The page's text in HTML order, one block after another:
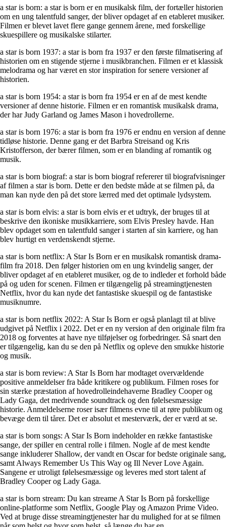
a star is born: a star is born er en musikalsk film, der fortæller historien
om en ung talentfuld sanger, der bliver opdaget af en etableret musiker.
Filmen er blevet lavet flere gange gennem årene, med forskellige
skuespillere og musikalske stilarter.
a star is born 1937: a star is born fra 1937 er den første filmatisering af
historien om en stigende stjerne i musikbranchen. Filmen er et klassisk
melodrama og har været en stor inspiration for senere versioner af
historien.
a star is born 1954: a star is born fra 1954 er en af de mest kendte
versioner af denne historie. Filmen er en romantisk musikalsk drama,
der har Judy Garland og James Mason i hovedrollerne.
a star is born 1976: a star is born fra 1976 er endnu en version af denne
tidløse historie. Denne gang er det Barbra Streisand og Kris
Kristofferson, der bærer filmen, som er en blanding af romantik og
musik.
a star is born biograf: a star is born biograf refererer til biografvisninger
af filmen a star is born. Dette er den bedste måde at se filmen på, da
man kan nyde den på det store lærred med det optimale lydsystem.
a star is born elvis: a star is born elvis er et udtryk, der bruges til at
beskrive den ikoniske musikkarriere, som Elvis Presley havde. Han
blev opdaget som en talentfuld sanger i starten af sin karriere, og han
blev hurtigt en verdenskendt stjerne.
a star is born netflix: A Star Is Born er en musikalsk romantisk drama-
film fra 2018. Den følger historien om en ung kvindelig sanger, der
bliver opdaget af en etableret musiker, og de to indleder et forhold både
på og uden for scenen. Filmen er tilgængelig på streamingtjenesten
Netflix, hvor du kan nyde det fantastiske skuespil og de fantastiske
musiknumre.
a star is born netflix 2022: A Star Is Born er også planlagt til at blive
udgivet på Netflix i 2022. Det er en ny version af den originale film fra
2018 og forventes at have nye tilføjelser og forbedringer. Så snart den
er tilgængelig, kan du se den på Netflix og opleve den smukke historie
og musik.
a star is born review: A Star Is Born har modtaget overvældende
positive anmeldelser fra både kritikere og publikum. Filmen roses for
sin stærke præstation af hovedrolleindehaverne Bradley Cooper og
Lady Gaga, det medrivende soundtrack og den følelsesmæssige
historie. Anmeldelserne roser især filmens evne til at røre publikum og
bevæge dem til tårer. Det er absolut et mesterværk, der er værd at se.
a star is born songs: A Star Is Born indeholder en række fantastiske
sange, der spiller en central rolle i filmen. Nogle af de mest kendte
sange inkluderer Shallow, der vandt en Oscar for bedste originale sang,
samt Always Remember Us This Way og Ill Never Love Again.
Sangene er utroligt følelsesmæssige og leveres med stort talent af
Bradley Cooper og Lady Gaga.
a star is born stream: Du kan streame A Star Is Born på forskellige
online-platforme som Netflix, Google Play og Amazon Prime Video.
Ved at bruge disse streamingtjenester har du mulighed for at se filmen